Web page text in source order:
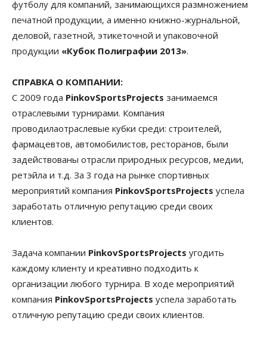
футболу для компаний, занимающихся размножением
печатной продукции, а именно книжно-журнальной,
деловой, газетной, этикеточной и упаковочной
продукции «Кубок Полиграфии 2013».
СПРАВКА О КОМПАНИИ:
С 2009 года PinkovSportsProjects занимаемся
отраслевыми турнирами. Компания
проводилаотраслевые кубки среди: строителей,
фармацевтов, автомобилистов, ресторанов, были
задействованы отрасли природных ресурсов, медии,
ретэйла и т.д. За 3 года на рынке спортивных
мероприятий компания PinkovSportsProjects успела
заработать отличную репутацию среди своих
клиентов.
Задача компании PinkovSportsProjects угодить
каждому клиенту и креативно подходить к
организации любого турнира. В ходе мероприятий
компания PinkovSportsProjects успела заработать
отличную репутацию среди своих клиентов.